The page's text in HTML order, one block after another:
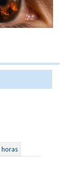
horas